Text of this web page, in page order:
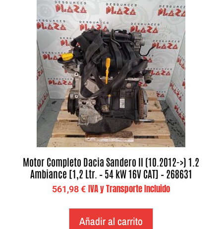
Motor Completo Dacia Sandero II (10.2012->) 1.2
Ambiance [1,2 Ltr. – 54 kW 16V CAT] – 268631
561,98€ IVA y Transporte Incluido
Añadir al carrito